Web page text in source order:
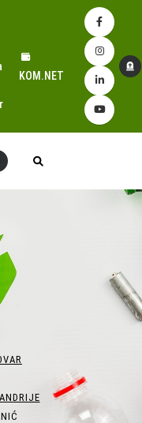
KOM.NET